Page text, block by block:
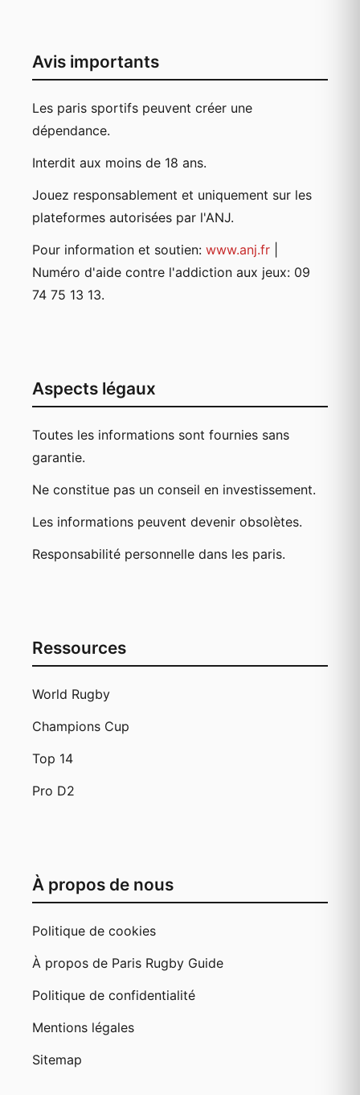
Avis importants
Les paris sportifs peuvent créer une
dépendance.
Interdit aux moins de 18 ans.
Jouez responsablement et uniquement sur les
plateformes autorisées par l'ANJ.
Pour information et soutien: www.anj.fr
Numéro d'aide contre l'addiction aux jeux: 09
74 75 13 13.
Aspects légaux
Toutes les informations sont fournies sans
garantie.
Ne constitue pas un conseil en investissement.
Les informations peuvent devenir obsolètes.
Responsabilité personnelle dans les paris.
Ressources
World Rugby
Champions Cup
Top 14
Pro D2
À propos de nous
Politique de cookies
À propos de Paris Rugby Guide
Politique de confidentialité
Mentions légales
Sitemap